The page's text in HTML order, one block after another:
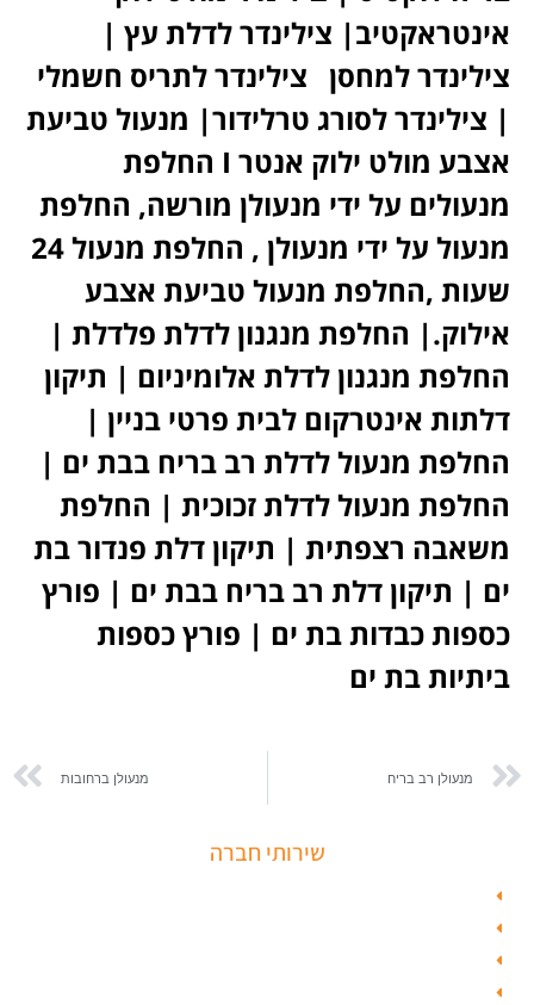
אינטראקטיב| צילינדר לדלת עץ |
צילינדר למחסן צילינדר לתריס חשמלי
| צילינדר לסורג טרלידור| מנעול טביעת
אצבע מולט ילוק אנטר I החלפת
מנעולים על ידי מנעולן מורשה, החלפת
מנעול על ידי מנעולן , החלפת מנעול 24
שעות ,החלפת מנעול טביעת אצבע
אילוק.| החלפת מנגנון לדלת פלדלת |
החלפת מנגנון לדלת אלומיניום | תיקון
דלתות אינטרקום לבית פרטי בניין |
החלפת מנעול לדלת רב בריח בבת ים |
החלפת מנעול לדלת זכוכית | החלפת
משאבה רצפתית | תיקון דלת פנדור בת
ים | תיקון דלת רב בריח בבת ים | פורץ
כספות כבדות בת ים | פורץ כספות
ביתיות בת ים​
מנעולן רב בריח מנעולן ברחובות
שירותי חברה
פורץ כספות
תיקון דלת זכוכית
פורץ רכבים
תיקון דלת